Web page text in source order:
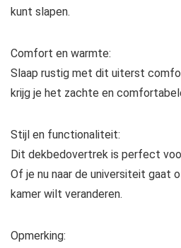
kunt slapen.
Comfort en warmte:
Slaap rustig met dit uiterst
krijg je het zachte en
Stijl en functionaliteit:
Dit dekbedovertrek is perfect
Of je nu naar de universiteit gaat
kamer wilt veranderen.
Opmerking: